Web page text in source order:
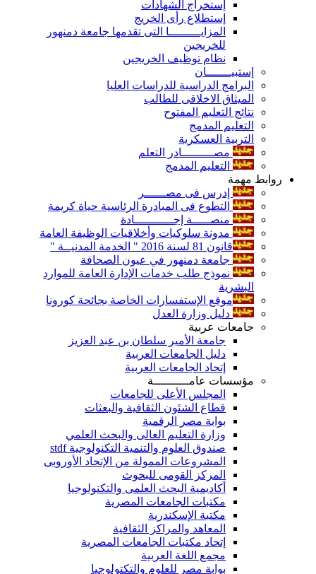
إستخراج الشهادات
إستطلاع رأى الخريج
المزايـــــــــا التى تقدمها جامعة دمنهور
للخريجين
نظام توظيف الخريجين
إستبيـــــــان
البرامج الدراسية للدراسات العليا
الميثاق الاخلاقى للطالب
نتائج التعليم المفتوح
التعليم المدمج
التربية العسكرية
مصـــــــــادر التعلم
التعليم المدمج
روابط مهمة
إدرس فى مصــــــر
التطوع فى المبادرة الرئاسية حياة كريمة
منصـــــة إجـــــــــــادة
مدونة سلوكيات وأخلاقيات الوظيفة العامة
قانون 81 لسنة 2016 " الخدمة المدنيــة "
جامعة دمنهور في عيون الصحافة
نموذج طلب خدمات الإدارة العامة للموارد
البشرية
موقع الإستفسارات الخاصة بجائحة كورونا
دليل وزارة العدل
جامعات عربية
جامعة الأمير سلطان بن عبد العزيز
دليل الجامعات العربية
إتحاد الجامعات العربية
مؤسسات عامــــــــــة
المجلس الأعلى للجامعات
قطاع الشئون الثقافية والبعثات
بوابة مصر الرقمية
وزارة التعليم العالى والبحث العلمي
صندوق العلوم والتنمية التكنولوجية stdf
المشروعات الممولة من الإتحاد الأوروبى
المركز القومى للبحوث
أكاديمية البحث العلمى والتكنولوجيا
مكتبات الجامعات المصرية
مكتبة الإسكندرية
المعاهد والمراكز الثقافية
إتحاد مكتبات الجامعات المصرية
مجمع اللغة العربية
بوابة مصر للعلوم والتكتولوجيا